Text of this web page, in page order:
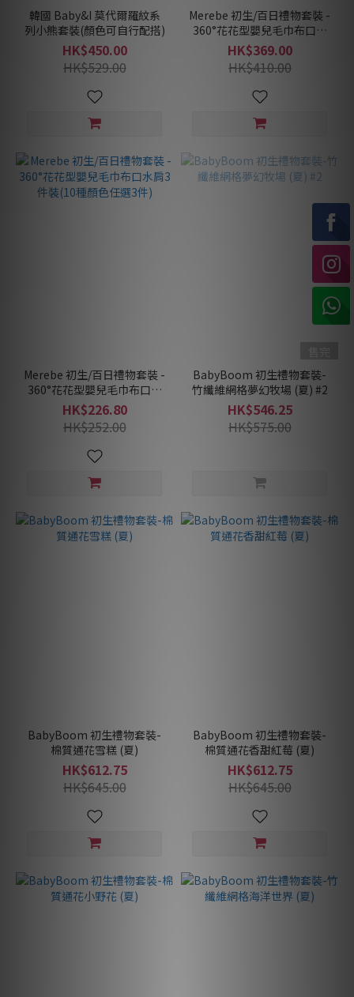
韓國 Baby&I 莫代爾羅紋系
列小熊套裝(顏色可自行配搭)
HK$450.00
HK$529.00
Merebe 初生/百日禮物套裝 -
360°花花型嬰兒毛巾布口水
肩-5件裝(10種顏色任選5件)
HK$369.00
HK$410.00
Merebe 初生/百日禮物套裝 -
360°花花型嬰兒毛巾布口水
肩3件裝(10種顏色任選3件)
HK$226.80
HK$252.00
BabyBoom 初生禮物套裝-
竹纖維網格夢幻牧場 (夏) #2
HK$546.25
HK$575.00
BabyBoom 初生禮物套裝-
棉質通花雪糕 (夏)
HK$612.75
HK$645.00
BabyBoom 初生禮物套裝-
棉質通花香甜紅莓 (夏)
HK$612.75
HK$645.00